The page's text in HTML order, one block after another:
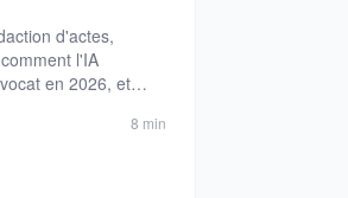
d'actes,
l'IA
en 2026, et
8 min